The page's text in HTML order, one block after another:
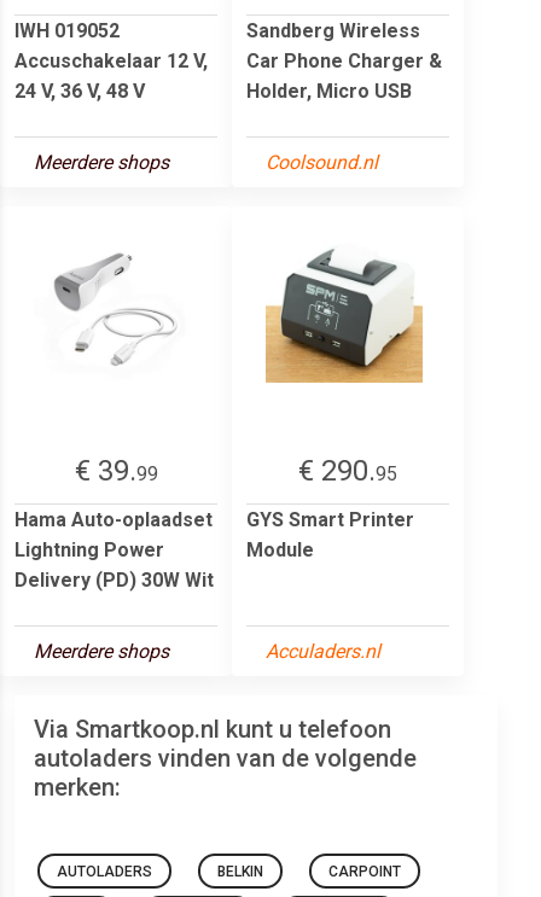
IWH 019052
Accuschakelaar 12 V,
24 V, 36 V, 48 V
Meerdere shops
Sandberg Wireless
Car Phone Charger &
Holder, Micro USB
Coolsound.nl
€ 39.99
Hama Auto-oplaadset
Lightning Power
Delivery (PD) 30W Wit
Meerdere shops
€ 290.95
GYS Smart Printer
Module
Acculaders.nl
Via Smartkoop.nl kunt u telefoon
autoladers vinden van de volgende
merken:
AUTOLADERS BELKIN CARPOINT